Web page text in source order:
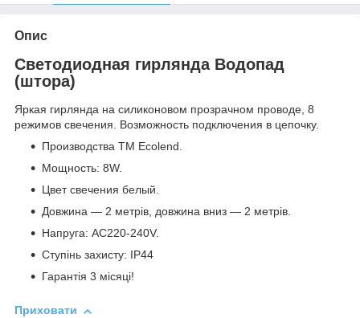
Опис
Светодиодная гирлянда Водопад
(штора)
Яркая гирлянда на силиконовом прозрачном проводе, 8
режимов свечения. Возможность подключения в цепочку.
Производства ТМ Ecolend.
Мощность: 8W.
Цвет свечения белый.
Довжина ― 2 метрів, довжина вниз ― 2 метрів.
Напруга: AC220-240V.
Ступінь захисту: IP44
Гарантія 3 місяці!
Приховати